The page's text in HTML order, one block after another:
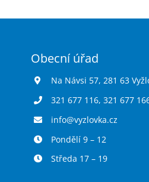
Obecní úřad
Na Návsi 57, 281 63
321 677 116, 321 677
info@vyzlovka.cz
Pondělí 9 – 12
Středa 17 – 19